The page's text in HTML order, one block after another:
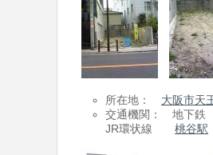
所在地： 大阪市天
交通機関： 地下
JR環状線 桃谷駅